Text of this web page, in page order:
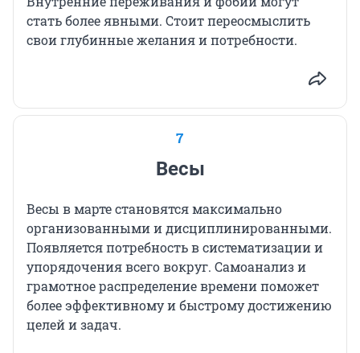
стать более явными. Стоит переосмыслить
свои глубинные желания и потребности.
7
Весы
Весы в марте становятся максимально
организованными и дисциплинированными.
Появляется потребность в систематизации и
упорядочения всего вокруг. Самоанализ и
грамотное распределение времени поможет
более эффективному и быстрому достижению
целей и задач.